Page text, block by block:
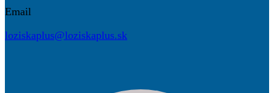
Email
loziskaplus@loziskaplus.sk